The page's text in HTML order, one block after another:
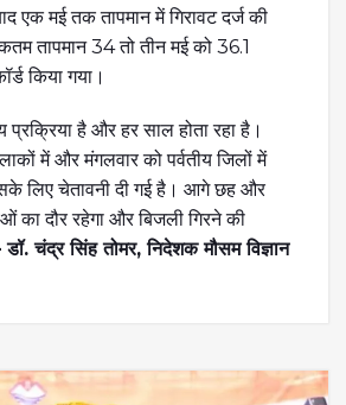
एक मई तक तापमान में गिरावट दर्ज की
तापमान 34 तो तीन मई को 36.1
किया गया।
प्रक्रिया है और हर साल होता रहा है।
में और मंगलवार को पर्वतीय जिलों में
लिए चेतावनी दी गई है। आगे छह और
का दौर रहेगा और बिजली गिरने की
डॉ. चंद्र सिंह तोमर, निदेशक मौसम विज्ञान